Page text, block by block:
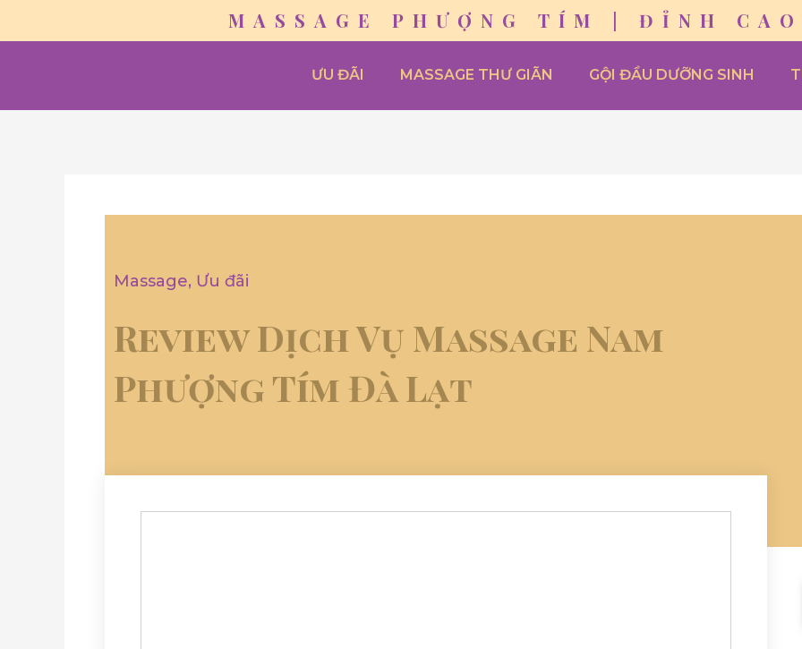
to
MASSAGE PHƯỢNG TÍM | ĐỈNH
ƯU ĐÃI MASSAGE THƯ GIÃN GỘI ĐẦU DƯỠNG SINH
Massage, Ưu đãi
Review Dịch Vụ Massage Nam
Phượng Tím Đà Lạt